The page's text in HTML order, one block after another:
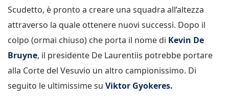
Scudetto, è pronto a creare una squadra all’altezza
attraverso la quale ottenere nuovi successi. Dopo il
colpo (ormai chiuso) che porta il nome di Kevin De
Bruyne, il presidente De Laurentiis potrebbe portare
alla Corte del Vesuvio un altro campionissimo. Di
seguito le ultimissime su Viktor Gyokeres.